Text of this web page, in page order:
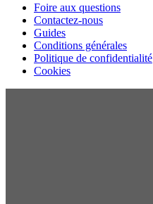
Foire aux questions
Contactez-nous
Guides
Conditions générales
Politique de confidentialité
Cookies